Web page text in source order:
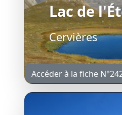
Lac de
Cervières
Accéder à la fiche